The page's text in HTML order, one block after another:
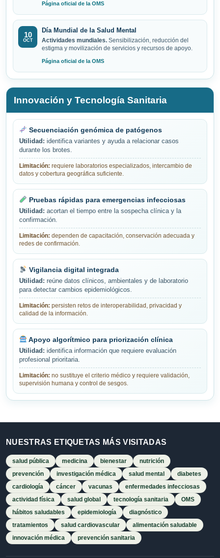
Página oficial de la OMS
10
OCT
Día Mundial de la Salud Mental
Actividades mundiales. Sensibilización, reducción del
estigma y movilización de servicios y recursos de apoyo.
Página oficial de la OMS
Innovación y Tecnología Sanitaria
Secuenciación genómica de patógenos
Utilidad: identifica variantes y ayuda a relacionar casos
durante los brotes.
Limitación: requiere laboratorios especializados, intercambio de
datos y cobertura geográfica suficiente.
Pruebas rápidas para emergencias infecciosas
Utilidad: acortan el tiempo entre la sospecha clínica y la
confirmación.
Limitación: dependen de capacitación, conservación adecuada y
redes de confirmación.
Vigilancia digital integrada
Utilidad: reúne datos clínicos, ambientales y de laboratorio
para detectar cambios epidemiológicos.
Limitación: persisten retos de interoperabilidad, privacidad y
calidad de la información.
Apoyo algorítmico para priorización clínica
Utilidad: identifica información que requiere evaluación
profesional prioritaria.
Limitación: no sustituye el criterio médico y requiere validación,
supervisión humana y control de sesgos.
NUESTRAS ETIQUETAS MÁS VISITADAS
salud pública medicina bienestar
nutrición
prevención
investigación médica salud mental
diabetes
cardiología
cáncer vacunas
enfermedades infecciosas
actividad física
salud global tecnología sanitaria
OMS
hábitos saludables
epidemiología
diagnóstico
tratamientos
salud cardiovascular
alimentación saludable
innovación médica
prevención sanitaria